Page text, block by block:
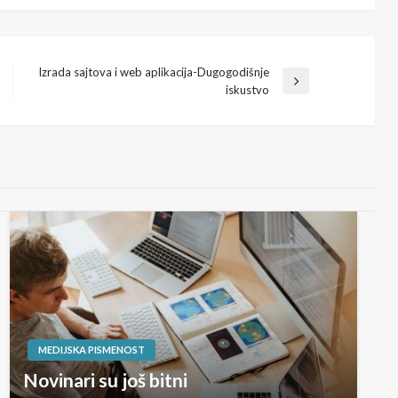
Izrada sajtova i web aplikacija-Dugogodišnje
iskustvo
MEDIJSKA PISMENOST
Novinari su još bitni